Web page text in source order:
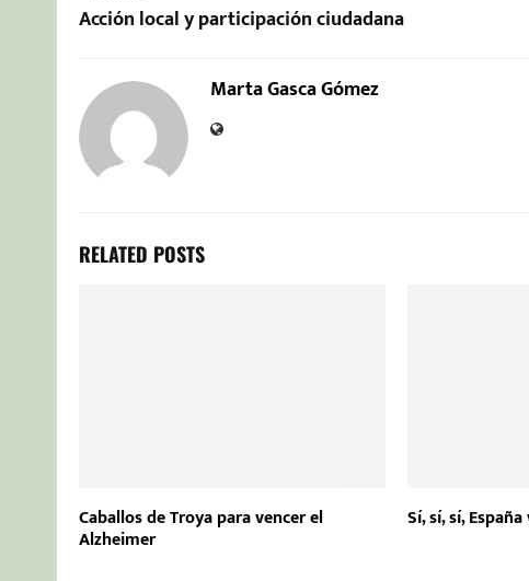
Acción local y participación ciudadana
Marta Gasca Gómez
RELATED POSTS
Caballos de Troya para vencer el
Alzheimer
Sí, sí, sí,